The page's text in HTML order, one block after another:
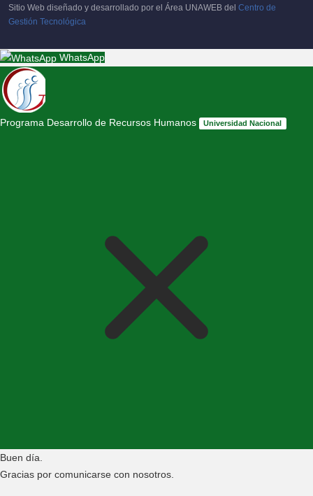
Sitio Web diseñado y desarrollado por el Área UNAWEB del Centro de
Gestión Tecnológica
WhatsApp
Programa Desarrollo de Recursos Humanos Universidad Nacional
Buen día.
Gracias por comunicarse con nosotros.